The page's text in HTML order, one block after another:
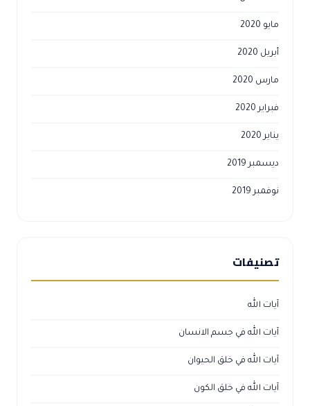
مايو 2020
أبريل 2020
مارس 2020
فبراير 2020
يناير 2020
ديسمبر 2019
نوفمبر 2019
تصنيفات
آيات الله
آيات الله في جسم الانسان
آيات الله في خلق الحيوان
آيات الله في خلق الكون